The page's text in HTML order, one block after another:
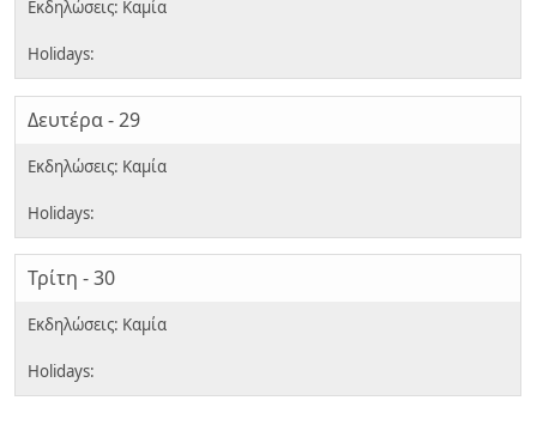
Δευτέρα - 29
Τρίτη - 30